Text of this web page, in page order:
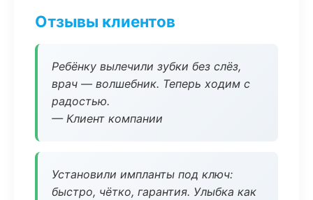
Отзывы клиентов
Ребёнку вылечили зубки без слёз,
врач — волшебник. Теперь ходим с
радостью.
— Клиент компании
Установили импланты под ключ:
быстро, чётко, гарантия. Улыбка как